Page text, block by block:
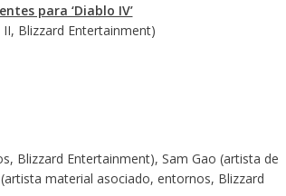
para ‘Diablo IV’
Blizzard Entertainment)
Blizzard Entertainment), Sam Gao (artista de
material asociado, entornos, Blizzard